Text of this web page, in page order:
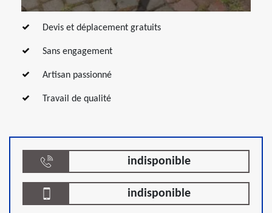
Devis et déplacement gratuits
Sans engagement
Artisan passionné
Travail de qualité
indisponible
indisponible